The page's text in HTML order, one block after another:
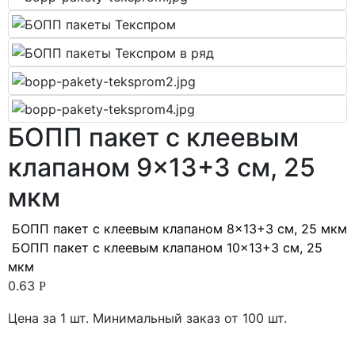
БОПП пакет с клеевым
клапаном 9×13+3 см, 25
мкм
БОПП пакет с клеевым клапаном 8×13+3 см, 25 мкм
БОПП пакет с клеевым клапаном 10×13+3 см, 25
мкм
0.63 Р
Цена за 1 шт. Минимальный заказ от 100 шт.